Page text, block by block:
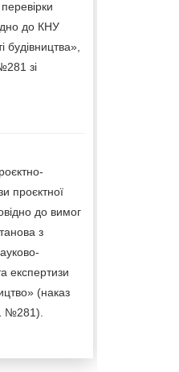
до КНУ
будівництва»,
зі
проєктної
до вимог
з
експертизи
(наказ
№281).